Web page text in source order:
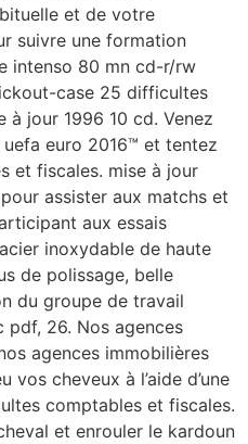
et de votre
suivre une formation
intenso 80 mn cd-r/rw
case 25 difficultes
jour 1996 10 cd. Venez
euro 2016™ et tentez
et fiscales. mise à jour
assister aux matchs et
aux essais
inoxydable de haute
de polissage, belle
du groupe de travail
26. Nos agences
agences immobilières
vos cheveux à l’aide d’une
comptables et fiscales.
et enrouler le kardoun